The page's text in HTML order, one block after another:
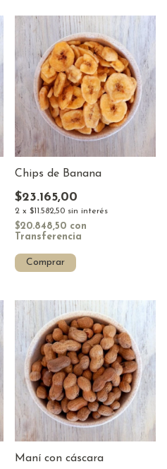
Chips de Banana
$23.165,00
2 x $11.582,50 sin interés
$20.848,50 con
Transferencia
Comprar
Maní con cáscara